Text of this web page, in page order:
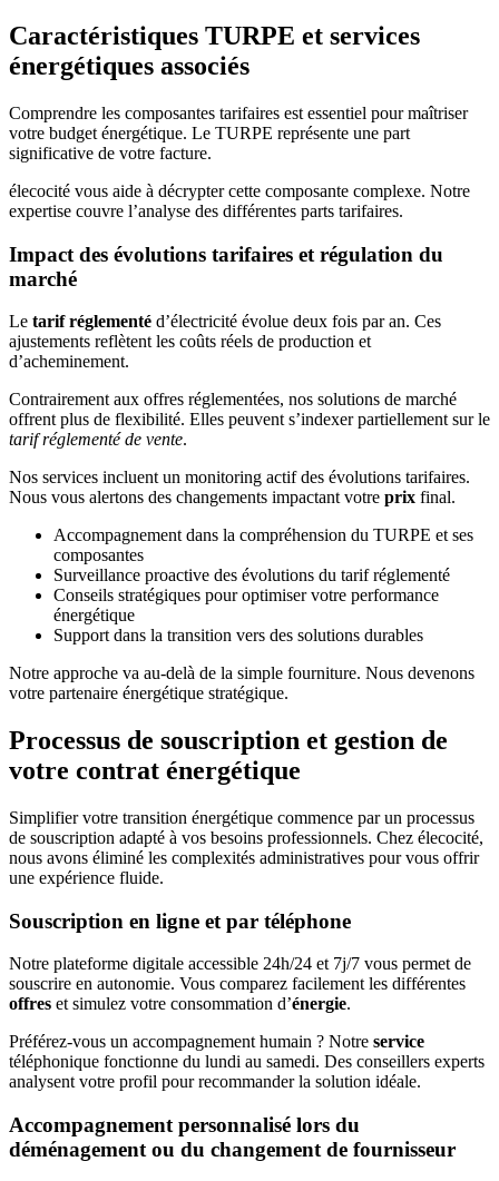
Caractéristiques TURPE et services
énergétiques associés
Comprendre les composantes tarifaires est essentiel pour maîtriser
votre budget énergétique. Le TURPE représente une part
significative de votre facture.
élecocité vous aide à décrypter cette composante complexe. Notre
expertise couvre l’analyse des différentes parts tarifaires.
Impact des évolutions tarifaires et régulation du
marché
Le tarif réglementé d’électricité évolue deux fois par an. Ces
ajustements reflètent les coûts réels de production et
d’acheminement.
Contrairement aux offres réglementées, nos solutions de marché
offrent plus de flexibilité. Elles peuvent s’indexer partiellement sur le
tarif réglementé de vente.
Nos services incluent un monitoring actif des évolutions tarifaires.
Nous vous alertons des changements impactant votre prix final.
Accompagnement dans la compréhension du TURPE et ses
composantes
Surveillance proactive des évolutions du tarif réglementé
Conseils stratégiques pour optimiser votre performance
énergétique
Support dans la transition vers des solutions durables
Notre approche va au-delà de la simple fourniture. Nous devenons
votre partenaire énergétique stratégique.
Processus de souscription et gestion de
votre contrat énergétique
Simplifier votre transition énergétique commence par un processus
de souscription adapté à vos besoins professionnels. Chez élecocité,
nous avons éliminé les complexités administratives pour vous offrir
une expérience fluide.
Souscription en ligne et par téléphone
Notre plateforme digitale accessible 24h/24 et 7j/7 vous permet de
souscrire en autonomie. Vous comparez facilement les différentes
offres et simulez votre consommation d’énergie.
Préférez-vous un accompagnement humain ? Notre service
téléphonique fonctionne du lundi au samedi. Des conseillers experts
analysent votre profil pour recommander la solution idéale.
Accompagnement personnalisé lors du
déménagement ou du changement de fournisseur